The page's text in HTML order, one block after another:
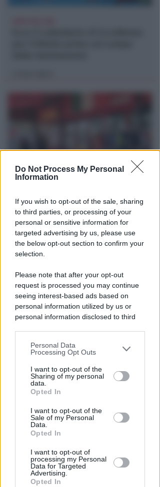
Do Not Process My Personal
Information
If you wish to opt-out of the sale, sharing
to third parties, or processing of your
personal or sensitive information for
targeted advertising by us, please use
the below opt-out section to confirm your
selection.
Please note that after your opt-out
request is processed you may continue
seeing interest-based ads based on
personal information utilized by us or
personal information disclosed to third
You may separately opt-out of the further
disclosure of your personal information
by third parties on the IAB’s list of
downstream participants.
by us to third parties on the IAB’s List of
Downstream Participants that may
further disclose it to other third parties.
Personal Data
Processing Opt Outs
I want to opt-out of the
Sharing of my personal
data.
Opted In
I want to opt-out of the
Sale of my Personal
Data.
Opted In
I want to opt-out of
processing my Personal
Data for Targeted
Advertising.
Opted In
Chiusura Red Devil. Legali del
locale: faro di legalità in zona
da "Suburra"
diRedazione
ECAD, IL 23 OTTOBRE
A Coriano l'incontro
internazionale "contro le
droghe". Spinelli: orgogliosa
Redazione